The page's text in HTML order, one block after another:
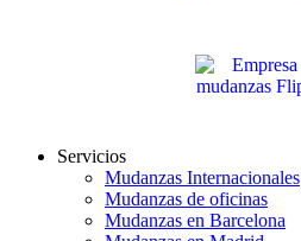
Servicios
Mudanzas Internacionales
Mudanzas de oficinas
Mudanzas en Barcelona